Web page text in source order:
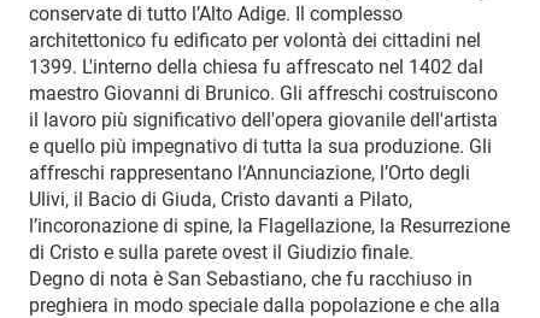
conservate di tutto l’Alto Adige. Il complesso
architettonico fu edificato per volontà dei cittadini nel
1399. L'interno della chiesa fu affrescato nel 1402 dal
maestro Giovanni di Brunico. Gli affreschi costruiscono
il lavoro più significativo dell'opera giovanile dell'artista
e quello più impegnativo di tutta la sua produzione. Gli
affreschi rappresentano l‘Annunciazione, l’Orto degli
Ulivi, il Bacio di Giuda, Cristo davanti a Pilato,
l’incoronazione di spine, la Flagellazione, la Resurrezione
di Cristo e sulla parete ovest il Giudizio finale.
Degno di nota è San Sebastiano, che fu racchiuso in
preghiera in modo speciale dalla popolazione e che alla